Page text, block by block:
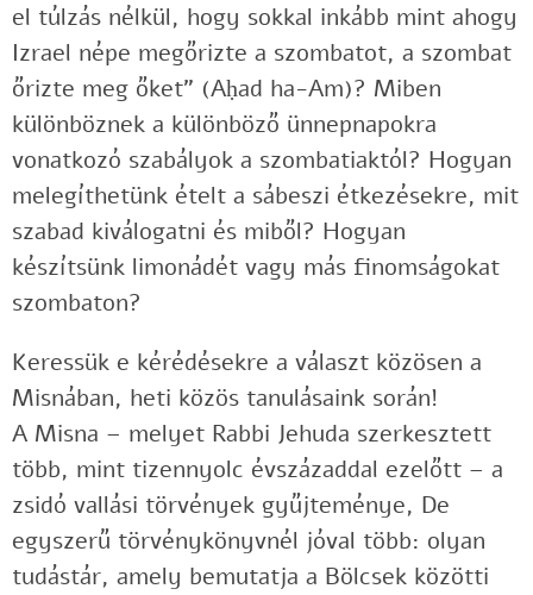
el túlzás nélkül, hogy sokkal inkább mint ahogy
Izrael népe megőrizte a szombatot, a szombat
őrizte meg őket” (Aḥad ha-Am)? Miben
különböznek a különböző ünnepnapokra
vonatkozó szabályok a szombatiaktól? Hogyan
melegíthetünk ételt a sábeszi étkezésekre, mit
szabad kiválogatni és miből? Hogyan
készítsünk limonádét vagy más finomságokat
szombaton?
Keressük e kérédésekre a választ közösen a
Misnában, heti közös tanulásaink során!
A Misna – melyet Rabbi Jehuda szerkesztett
több, mint tizennyolc évszázaddal ezelőtt – a
zsidó vallási törvények gyűjteménye, De
egyszerű törvénykönyvnél jóval több: olyan
tudástár, amely bemutatja a Bölcsek közötti